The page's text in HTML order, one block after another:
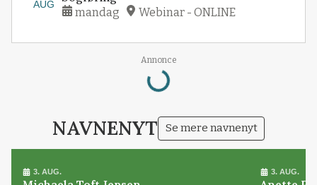
AUG
mandag Webinar - ONLINE
Annonce
Loading...
NAVNENYT Se mere navnenyt
3. AUG. 3. AUG.